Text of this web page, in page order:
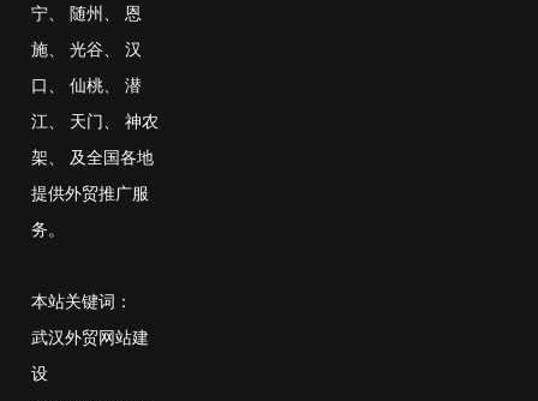
宁
随州
恩
施
光谷
汉
口
仙桃
潜
江
天门
神农
架
及全国各地
提供外贸推广服
务。
本站关键词：
武汉外贸网站建
设